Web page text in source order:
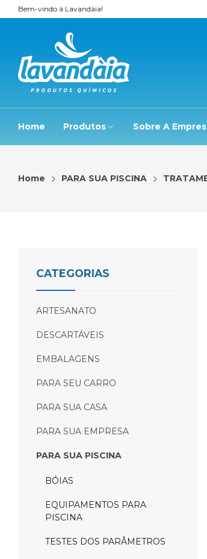
Bem-vindo à Lavandàia!
Home Produtos Sobre A
Home PARA SUA PISCINA
CATEGORIAS
ARTESANATO
DESCARTÁVEIS
EMBALAGENS
PARA SEU CARRO
PARA SUA CASA
PARA SUA EMPRESA
PARA SUA PISCINA
BÓIAS
EQUIPAMENTOS PARA
PISCINA
TESTES DOS PARÂMETROS